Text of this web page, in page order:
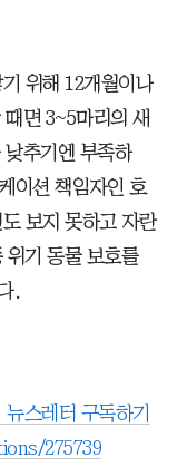
위해 12개월이나
면 3~5마리의 새
추기엔 부족하
이션 책임자인 호
보지 못하고 자란
위기 동물 보호를
.
스레터 구독하기
275739